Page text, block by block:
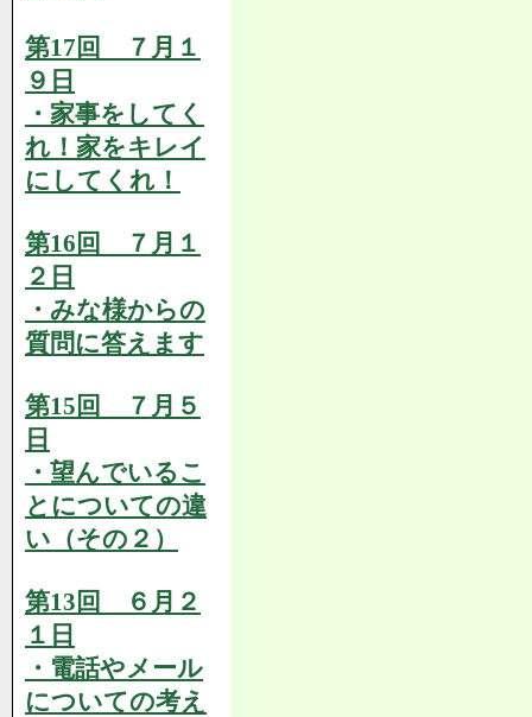
第17回 ７月１
９日
・家事をしてく
れ！家をキレイ
にしてくれ！
第16回 ７月１
２日
・みな様からの
質問に答えます
第15回 ７月５
日
・望んでいるこ
とについての違
い（その２）
第13回 ６月２
１日
・電話やメール
についての考え